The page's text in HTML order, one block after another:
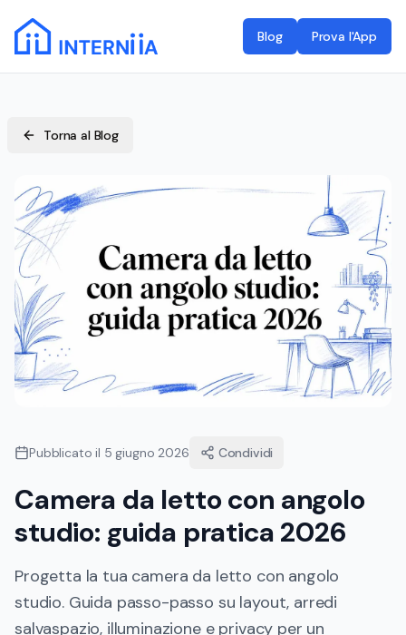
Blog Prova l'App
Torna al Blog
Pubblicato il 5 giugno 2026 Condividi
Camera da letto con angolo
studio: guida pratica 2026
Progetta la tua camera da letto con angolo
studio. Guida passo-passo su layout, arredi
salvaspazio, illuminazione e privacy per un